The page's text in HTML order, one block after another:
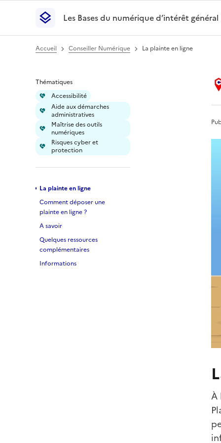
Les Bases du numérique d’intérêt général-
Les Bases du numérique d’intérêt général
Accueil Conseiller Numérique La plainte en ligne
La plainte en ligne
Thématiques
Accessibilité
Aide aux démarches
administratives
Maîtrise des outils
numériques
Risques cyber et
protection
La plainte en ligne
Comment déposer une
plainte en ligne ?
A savoir
Quelques ressources
complémentaires
Informations
À